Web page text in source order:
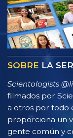
SOBRE LA
Scientologists
filmados por
a otros por todo
proporciona un
gente común y